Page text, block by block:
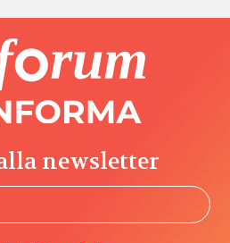
newsletter